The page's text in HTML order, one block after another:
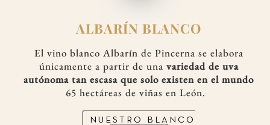
ALBARÍN BLANCO
El vino blanco Albarín de Pincerna se elabora
únicamente a partir de una variedad de uva
autónoma tan escasa que solo existen en el mundo
65 hectáreas de viñas en León.
NUESTRO BLANCO